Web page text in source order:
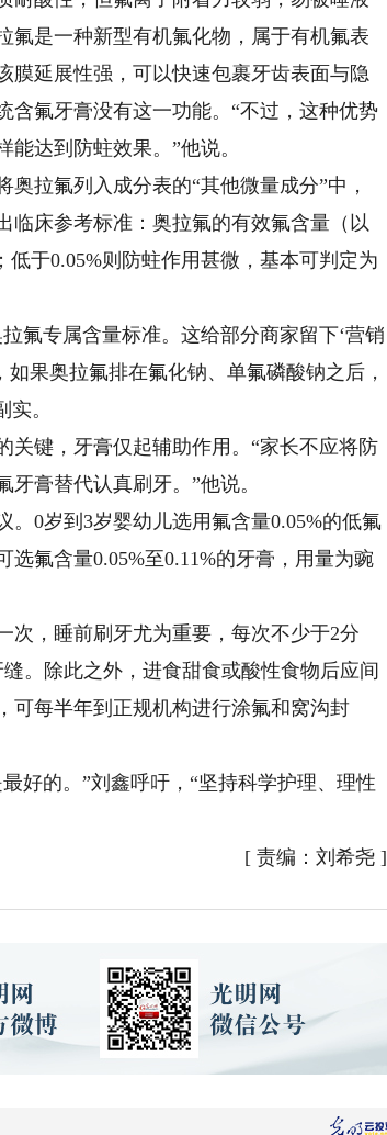
氟是一种新型有机氟化物，属于有机氟表
膜延展性强，可以快速包裹牙齿表面与隐
含氟牙膏没有这一功能。“不过，这种优势
达到防蛀效果。”他说。
拉氟列入成分表的“其他微量成分”中，
临床参考标准：奥拉氟的有效氟含量（以
低于0.05%则防蛀作用甚微，基本可判定为
专属含量标准。这给部分商家留下‘营销
果奥拉氟排在氟化钠、单氟磷酸钠之后，
。
键，牙膏仅起辅助作用。“家长不应将防
膏替代认真刷牙。”他说。
0岁到3岁婴幼儿选用氟含量0.05%的低氟
氟含量0.05%至0.11%的牙膏，用量为豌
，睡前刷牙尤为重要，每次不少于2分
。除此之外，进食甜食或酸性食物后应间
可每半年到正规机构进行涂氟和窝沟封
的。”刘鑫呼吁，“坚持科学护理、理性
[ 责编：刘希尧 ]